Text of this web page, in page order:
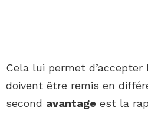
Cela lui permet
doivent être remis en
second avantage est la